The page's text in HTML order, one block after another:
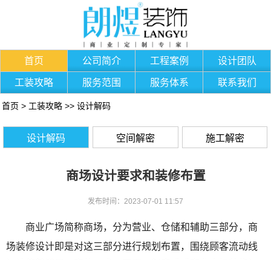
首页 公司简介 工程案例 设计团队
工装攻略 服务范围 服务体系 联系我们
首页 > 工装攻略 >> 设计解码
设计解码 空间解密 施工解密
商场设计要求和装修布置
发布时间：2023-07-01 11:57
商业广场简称商场，分为营业、仓储和辅助三部分，商
场装修设计即是对这三部分进行规划布置，围绕顾客流动线